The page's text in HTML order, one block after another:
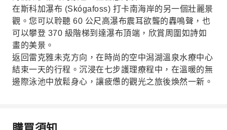
在斯科加瀑布 (Skógafoss) 打卡南海岸的另一個壯麗景
觀。您可以聆聽 60 公尺高瀑布震耳欲聾的轟鳴聲，也
可以攀登 370 級階梯到達瀑布頂端，欣賞周圍如詩如
畫的美景。
返回雷克雅未克方向，在時尚的空中潟湖溫泉水療中心
結束一天的行程。沉浸在七步護理療程中，在溫暖的無
邊際泳池中放鬆身心，讓疲憊的觀光之旅後煥然一新。